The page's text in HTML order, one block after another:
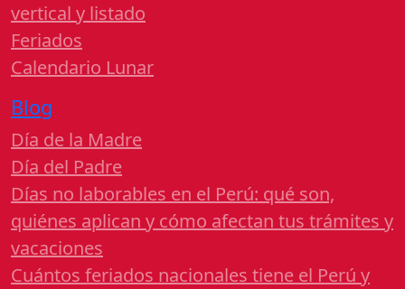
vertical y listado
Feriados
Calendario Lunar
Blog
Día de la Madre
Día del Padre
Días no laborables en el Perú: qué son,
quiénes aplican y cómo afectan tus trámites y
vacaciones
Cuántos feriados nacionales tiene el Perú y